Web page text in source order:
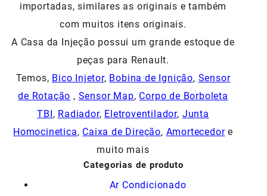
importadas, similares as originais e também
com muitos itens originais.
A Casa da Injeção possui um grande estoque de
peças para Renault.
Temos, Bico Injetor, Bobina de Ignição, Sensor
de Rotação , Sensor Map, Corpo de Borboleta
TBI, Radiador, Eletroventilador, Junta
Homocinetica, Caixa de Direção, Amortecedore
muito mais
Categorias de produto
Ar Condicionado